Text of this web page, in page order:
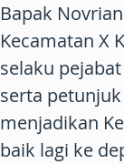
Bapak
Kecamatan X
selaku
serta
menjadikan
baik lagi ke